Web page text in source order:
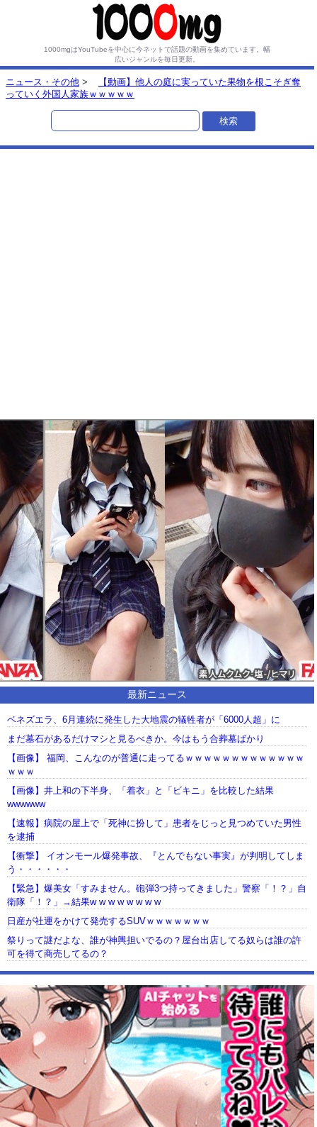
1000mgはYouTubeを中心に今ネットで話題の動画を集めています。 幅
広いジャンルを毎日更新。
ニュース・その他 >
【動画】他人の庭に実っていた果物を根こそぎ奪
っていく外国人家族ｗｗｗｗｗ
最新ニュース
ベネズエラ、6月連続に発生した大地震の犠牲者が「6000人超」に
まだ墓石があるだけマシと見るべきか。今はもう合葬墓ばかり
【画像】 福岡、こんなのが普通に走ってるｗｗｗｗｗｗｗｗｗｗｗｗｗ
ｗｗｗ
【画像】井上和の下半身、「着衣」と「ビキニ」を比較した結果
wwwwww
【速報】病院の屋上で「死神に扮して」患者をじっと見つめていた男性
を逮捕
【衝撃】 イオンモール爆発事故、『とんでもない事実』が判明してしま
う・・・・・・
【緊急】爆美女「すみません。砲弾3つ持ってきました」警察「！？」自
衛隊「！？」→結果w w w w w w w w
日産が社運をかけて発売するSUVｗｗｗｗｗｗｗ
祭りって謎だよな、誰が神輿担いでるの？屋台出店してる奴らは誰の許
可を得て商売してるの？
【動画】USJの禁止エリアに子どもたちが続々乱入 → スタッフが注意し
ても止まらない事態に
Powered by livedoor 相互RSS